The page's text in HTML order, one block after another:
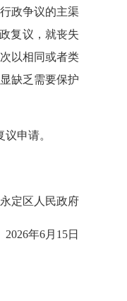
政争议的主渠
复议，就丧失
以相同或者类
缺乏需要保护
申请。
区人民政府
年6月15日